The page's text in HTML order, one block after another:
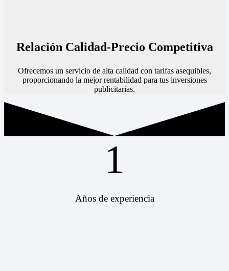
Relación Calidad-Precio Competitiva
Ofrecemos un servicio de alta calidad con tarifas asequibles,
proporcionando la mejor rentabilidad para tus inversiones
publicitarias.
1
Años de experiencia